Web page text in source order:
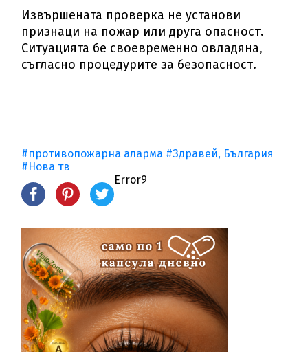
Извършената проверка не установи
признаци на пожар или друга опасност.
Ситуацията бе своевременно овладяна,
съгласно процедурите за безопасност.
#противопожарна аларма #Здравей, България
#Нова тв
Error9